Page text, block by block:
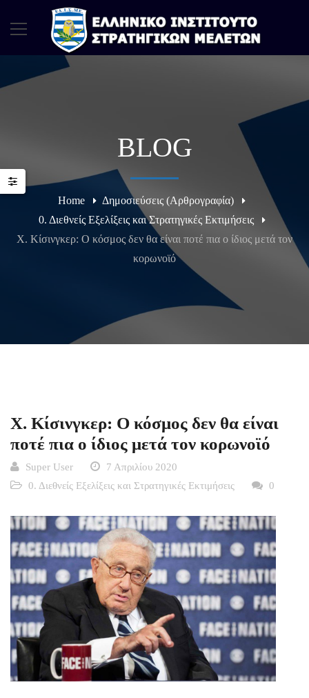
BLOG
Home
Δημοσιεύσεις (Αρθρογραφία)
0. Διεθνείς Εξελίξεις και Στρατηγικές Εκτιμήσεις
Χ. Κίσινγκερ: O κόσμος δεν θα είναι ποτέ πια ο ίδιος μετά τον
κορωνοϊό
Χ. Κίσινγκερ: O κόσμος δεν θα είναι
ποτέ πια ο ίδιος μετά τον κορωνοϊό
Super User
7 Απριλίου 2020
0. Διεθνείς Εξελίξεις και Στρατηγικές Εκτιμήσεις
0